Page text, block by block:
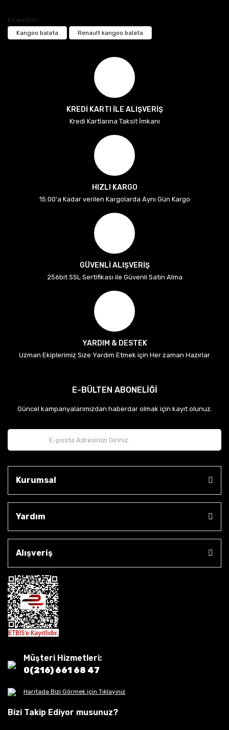
Etiketler :
Kangoo balata
Renault kangoo balata
KREDİ KARTI İLE ALIŞVERİŞ
Kredi Kartlarına Taksit İmkanı
HIZLI KARGO
15:00'a Kadar verilen Kargolarda Aynı Gün Kargo
GÜVENLİ ALIŞVERİŞ
256bit SSL Sertifikası ile Güvenli Satın Alma
YARDIM & DESTEK
Uzman Ekiplerimiz Size Yardım Etmek için Her zaman Hazırlar
E-BÜLTEN ABONELİĞİ
Güncel kampanyalarımızdan haberdar olmak için kayıt olunuz.
Kurumsal
Yardım
Alışveriş
Müşteri Hizmetleri:
0(216) 661 68 47
Haritada Bizi Görmek için Tıklayınız
Bizi Takip Ediyor musunuz?